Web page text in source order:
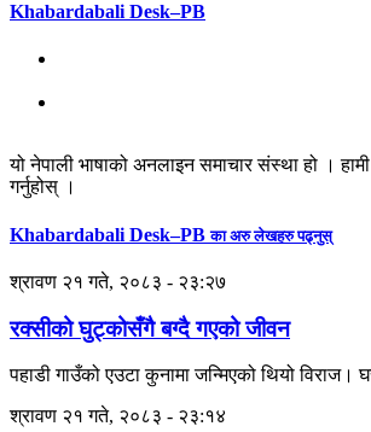
Khabardabali Desk–PB
यो नेपाली भाषाको अनलाइन समाचार संस्था हो ।
गर्नुहोस् ।
Khabardabali Desk–PBका अरु लेखहरु पढ्नुस्
श्रावण २१ गते, २०८३ - २३:२७
रक्सीको घुट्कोसँगै बग्दै गएको जीवन
पहाडी गाउँको एउटा कुनामा जन्मिएको थियो
श्रावण २१ गते, २०८३ - २३:१४